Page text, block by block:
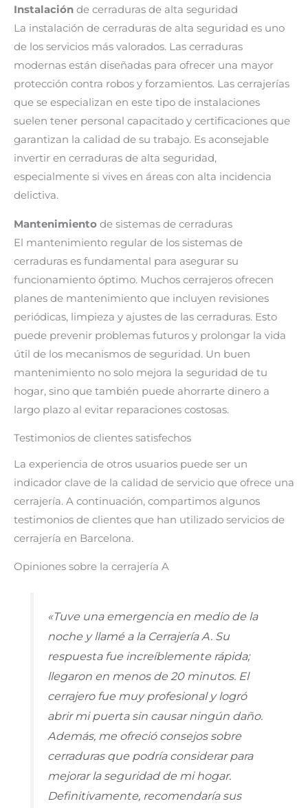
Instalación de cerraduras de alta seguridad
La instalación de cerraduras de alta seguridad es uno
de los servicios más valorados. Las cerraduras
modernas están diseñadas para ofrecer una mayor
protección contra robos y forzamientos. Las cerrajerías
que se especializan en este tipo de instalaciones
suelen tener personal capacitado y certificaciones que
garantizan la calidad de su trabajo. Es aconsejable
invertir en cerraduras de alta seguridad,
especialmente si vives en áreas con alta incidencia
delictiva.
Mantenimiento de sistemas de cerraduras
El mantenimiento regular de los sistemas de
cerraduras es fundamental para asegurar su
funcionamiento óptimo. Muchos cerrajeros ofrecen
planes de mantenimiento que incluyen revisiones
periódicas, limpieza y ajustes de las cerraduras. Esto
puede prevenir problemas futuros y prolongar la vida
útil de los mecanismos de seguridad. Un buen
mantenimiento no solo mejora la seguridad de tu
hogar, sino que también puede ahorrarte dinero a
largo plazo al evitar reparaciones costosas.
Testimonios de clientes satisfechos
La experiencia de otros usuarios puede ser un
indicador clave de la calidad de servicio que ofrece una
cerrajería. A continuación, compartimos algunos
testimonios de clientes que han utilizado servicios de
cerrajería en Barcelona.
Opiniones sobre la cerrajería A
«Tuve una emergencia en medio de la
noche y llamé a la Cerrajería A. Su
respuesta fue increíblemente rápida;
llegaron en menos de 20 minutos. El
cerrajero fue muy profesional y logró
abrir mi puerta sin causar ningún daño.
Además, me ofreció consejos sobre
cerraduras que podría considerar para
mejorar la seguridad de mi hogar.
Definitivamente, recomendaría sus